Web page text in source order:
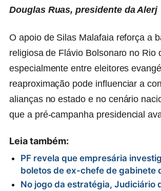
Douglas Ruas, presidente da Alerj
O apoio de Silas Malafaia reforça a
religiosa de Flávio Bolsonaro no Rio
especialmente entre eleitores
reaproximação pode influenciar a
alianças no estado e no cenário
que a pré-campanha presidencial
Leia também:
PF revela que empresária
boletos de ex-chefe de gabinete
No jogo da estratégia, Judiciário